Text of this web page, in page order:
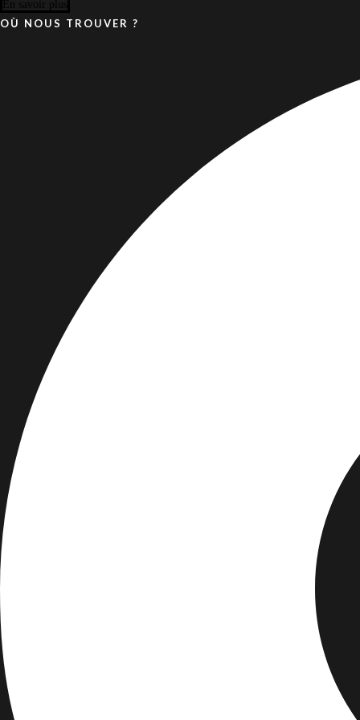
09 81 00 36 37
Localisation
4.5/5 sur Google
4.5/5 sur Google
En savoir plus
OÙ NOUS TROUVER ?